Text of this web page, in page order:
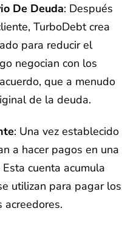
De Deuda: Después
TurboDebt crea
para reducir el
negocian con los
que a menudo
de la deuda.
: Una vez establecido
a hacer pagos en una
cuenta acumula
utilizan para pagar los
acreedores.